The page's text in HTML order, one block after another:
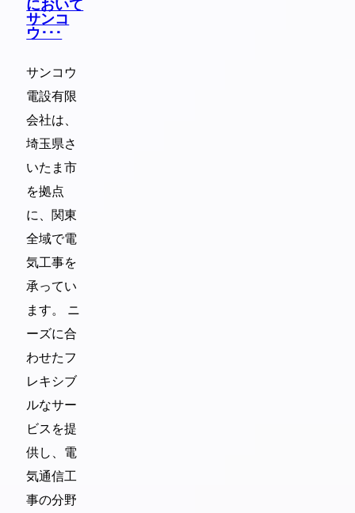
において
サンコ
ウ･･･
サンコウ
電設有限
会社は、
埼玉県さ
いたま市
を拠点
に、関東
全域で電
気工事を
承ってい
ます。 ニ
ーズに合
わせたフ
レキシブ
ルなサー
ビスを提
供し、電
気通信工
事の分野